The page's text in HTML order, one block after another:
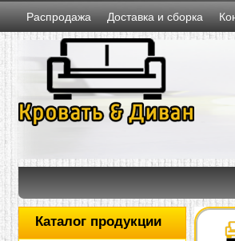
Распродажа Доставка и сборка
Каталог продукции